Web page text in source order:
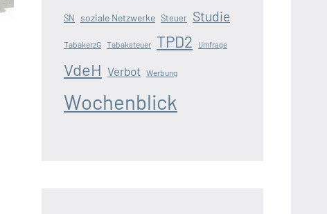
SN soziale Netzwerke Steuer Studie
TabakerzG Tabaksteuer TPD2 Umfrage
VdeH Verbot Werbung
Wochenblick